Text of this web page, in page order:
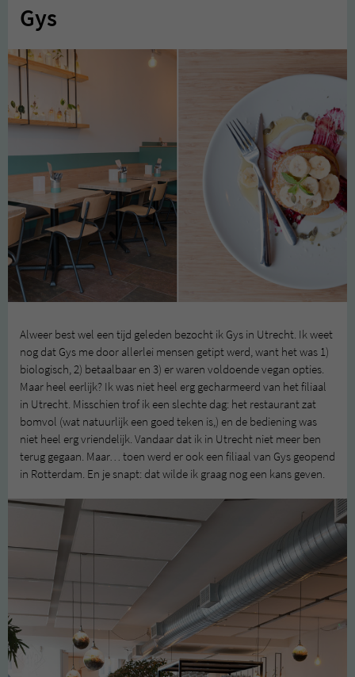
Gys
Alweer best wel een tijd geleden bezocht ik Gys in Utrecht. Ik weet
nog dat Gys me door allerlei mensen getipt werd, want het was 1)
biologisch, 2) betaalbaar en 3) er waren voldoende vegan opties.
Maar heel eerlijk? Ik was niet heel erg gecharmeerd van het filiaal
in Utrecht. Misschien trof ik een slechte dag: het restaurant zat
bomvol (wat natuurlijk een goed teken is,) en de bediening was
niet heel erg vriendelijk. Vandaar dat ik in Utrecht niet meer ben
terug gegaan. Maar… toen werd er ook een filiaal van Gys geopend
in Rotterdam. En je snapt: dat wilde ik graag nog een kans geven.